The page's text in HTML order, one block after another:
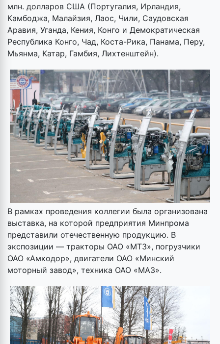
млн. долларов США (Португалия, Ирландия,
Камбоджа, Малайзия, Лаос, Чили, Саудовская
Аравия, Уганда, Кения, Конго и Демократическая
Республика Конго, Чад, Коста-Рика, Панама, Перу,
Мьянма, Катар, Гамбия, Лихтенштейн).
В рамках проведения коллегии была организована
выставка, на которой предприятия Минпрома
представили отечественную продукцию. В
экспозиции — тракторы ОАО «МТЗ», погрузчики
ОАО «Амкодор», двигатели ОАО «Минский
моторный завод», техника ОАО «МАЗ».